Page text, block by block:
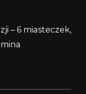
– 6 miasteczek,